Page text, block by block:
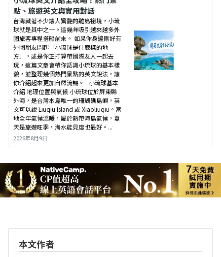
點、旅遊英文與實用對話
台灣藏著不少讓人驚艷的離島祕境，小琉
球就是其中之一。這幾年吸引越來越多外
國旅客專程搭船前來。 如果你身邊剛好有
外國朋友問起「小琉球是什麼樣的地
方」，或是你正打算帶國際友人一起去
玩，這篇文章會帶你認識小琉球的基本樣
貌，並整理幾個熱門景點的英文說法，讓
你介紹起來更加自然流暢。 小琉球基本
介紹 地理位置與氣候 小琉球位於屏東縣
外海，是台灣本島唯一的珊瑚礁島嶼，英
文可以說 Liuqiu Island 或 Xiaoliuqiu。當
地全年氣候溫暖，屬於熱帶海島氣候，夏
天是旅遊旺季，海水能見度也最好。...
2026年8月9日
本文作者